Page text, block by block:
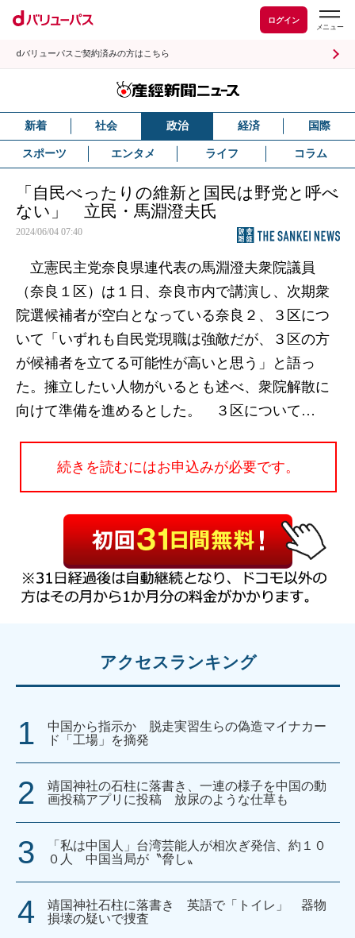
ログイン
dバリューパスご契約済みの方はこちら
新着 社会 政治 経済 国際
スポーツ エンタメ ライフ コラム
「自民べったりの維新と国民は野党と呼べ
ない」 立民・馬淵澄夫氏
2024/06/04 07:40
立憲民主党奈良県連代表の馬淵澄夫衆院議員
（奈良１区）は１日、奈良市内で講演し、次期衆
院選候補者が空白となっている奈良２、３区につ
いて「いずれも自民党現職は強敵だが、３区の方
が候補者を立てる可能性が高いと思う」と語っ
た。擁立したい人物がいるとも述べ、衆院解散に
向けて準備を進めるとした。 ３区について…
続きを読むにはお申込みが必要です。
アクセスランキング
中国から指示か 脱走実習生らの偽造マイナカー
ド「工場」を摘発
靖国神社の石柱に落書き、一連の様子を中国の動
画投稿アプリに投稿 放尿のような仕草も
「私は中国人」台湾芸能人が相次ぎ発信、約１０
０人 中国当局が〝脅し〟
靖国神社石柱に落書き 英語で「トイレ」 器物
損壊の疑いで捜査